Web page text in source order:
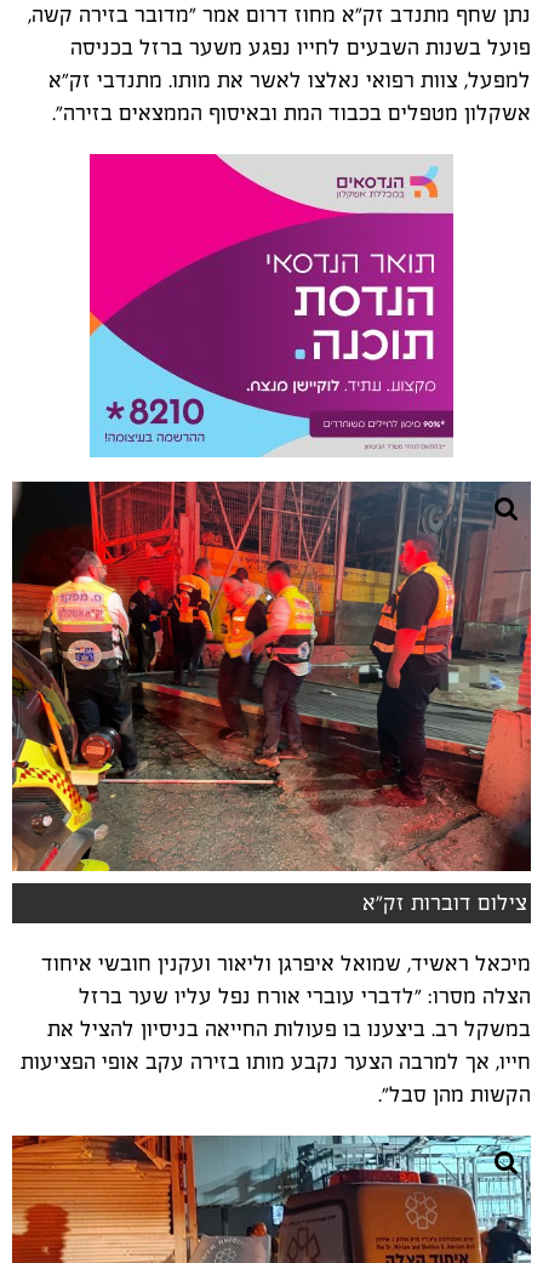
נתן שחף מתנדב זק"א מחוז דרום אמר "מדובר בזירה קשה,
פועל בשנות השבעים לחייו נפגע משער ברזל בכניסה
למפעל, צוות רפואי נאלצו לאשר את מותו. מתנדבי זק"א
אשקלון מטפלים בכבוד המת ובאיסוף הממצאים בזירה".
צילום דוברות זק"א
מיכאל ראשיד, שמואל איפרגן וליאור ועקנין חובשי איחוד
הצלה מסרו: "לדברי עוברי אורח נפל עליו שער ברזל
במשקל רב. ביצענו בו פעולות החייאה בניסיון להציל את
חייו, אך למרבה הצער נקבע מותו בזירה עקב אופי הפציעות
הקשות מהן סבל".